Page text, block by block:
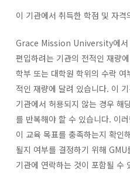
이 기관에서 취득한 학점 및 자
Grace Mission University에서
편입하려는 기관의 전적인 재량
학부 또는 대학원 학위의 수락
적인 재량에 달려 있습니다. 이
기관에서 허용되지 않는 경우 해
를 반복해야 할 수 있습니다. 이
이 교육 목표를 충족하는지 확인
될지 여부를 결정하기 위해
기관에 연락하는 것이 포함될 수